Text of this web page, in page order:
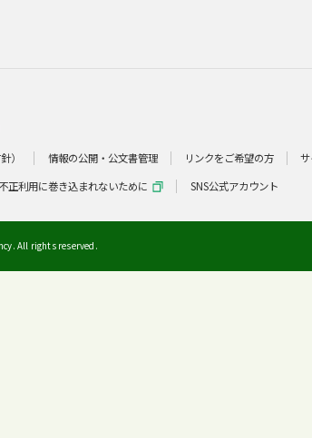
） 情報の公開・公文書管理 リンクをご希望の方
正利用に巻き込まれないために SNS公式アカウント
All rights reserved.